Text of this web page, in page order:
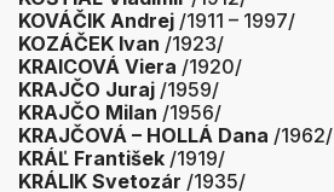
KOVÁČIK Andrej /1911 – 1997/
KOZÁČEK Ivan /1923/
KRAICOVÁ Viera /1920/
KRAJČO Juraj /1959/
KRAJČO Milan /1956/
KRAJČOVÁ – HOLLÁ Dana /1962/
KRÁĽ František /1919/
KRÁLIK Svetozár /1935/